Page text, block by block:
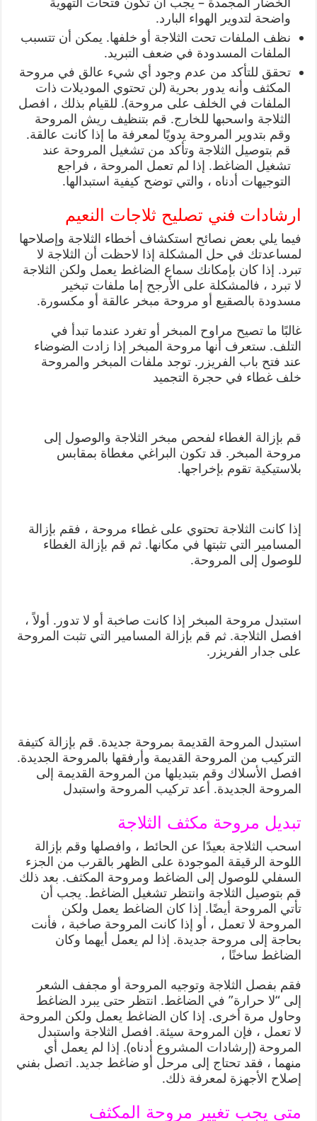
واضحة لتدوير الهواء البارد.
نظف الملفات تحت الثلاجة أو خلفها. يمكن أن تتسبب
الملفات المسدودة في ضعف التبريد.
تحقق للتأكد من عدم وجود أي شيء عالق في مروحة
المكثف وأنه يدور بحرية (لن تحتوي الموديلات ذات
الملفات في الخلف على مروحة). للقيام بذلك ، افصل
الثلاجة واسحبها للخارج. قم بتنظيف ريش المروحة
وقم بتدوير المروحة يدويًا لمعرفة ما إذا كانت عالقة.
قم بتوصيل الثلاجة وتأكد من تشغيل المروحة عند
تشغيل الضاغط. إذا لم تعمل المروحة ، فراجع
التوجيهات أدناه ، والتي توضح كيفية استبدالها.
ارشادات فني تصليح ثلاجات النعيم
فيما يلي بعض نصائح استكشاف أخطاء الثلاجة وإصلاحها
لمساعدتك في حل المشكلة إذا لاحظت أن الثلاجة لا
تبرد. إذا كان بإمكانك سماع الضاغط يعمل ولكن الثلاجة
لا تبرد ، فالمشكلة على الأرجح إما ملفات تبخير
مسدودة بالصقيع أو مروحة مبخر عالقة أو مكسورة.
غالبًا ما تصيح مراوح المبخر أو تغرد عندما تبدأ في
التلف. ستعرف أنها مروحة المبخر إذا زادت الضوضاء
عند فتح باب الفريزر. توجد ملفات المبخر والمروحة
خلف غطاء في حجرة التجميد
قم بإزالة الغطاء لفحص مبخر الثلاجة والوصول إلى
مروحة المبخر. قد تكون البراغي مغطاة بمقابس
بلاستيكية تقوم بإخراجها.
إذا كانت الثلاجة تحتوي على غطاء مروحة ، فقم بإزالة
المسامير التي تثبتها في مكانها. ثم قم بإزالة الغطاء
للوصول إلى المروحة.
استبدل مروحة المبخر إذا كانت صاخبة أو لا تدور. أولاً ،
افصل الثلاجة. ثم قم بإزالة المسامير التي تثبت المروحة
على جدار الفريزر.
استبدل المروحة القديمة بمروحة جديدة. قم بإزالة كتيفة
التركيب من المروحة القديمة وأرفقها بالمروحة الجديدة.
افصل الأسلاك وقم بتبديلها من المروحة القديمة إلى
المروحة الجديدة. أعد تركيب المروحة واستبدل
تبديل مروحة مكثف الثلاجة
اسحب الثلاجة بعيدًا عن الحائط ، وافصلها وقم بإزالة
اللوحة الرقيقة الموجودة على الظهر بالقرب من الجزء
السفلي للوصول إلى الضاغط ومروحة المكثف. بعد ذلك
قم بتوصيل الثلاجة وانتظر تشغيل الضاغط. يجب أن
تأتي المروحة أيضًا. إذا كان الضاغط يعمل ولكن
المروحة لا تعمل ، أو إذا كانت المروحة صاخبة ، فأنت
بحاجة إلى مروحة جديدة. إذا لم يعمل أيهما وكان
الضاغط ساخنًا ،
فقم بفصل الثلاجة وتوجيه المروحة أو مجفف الشعر
إلى “لا حرارة” في الضاغط. انتظر حتى يبرد الضاغط
وحاول مرة أخرى. إذا كان الضاغط يعمل ولكن المروحة
لا تعمل ، فإن المروحة سيئة. افصل الثلاجة واستبدل
المروحة (إرشادات المشروع أدناه). إذا لم يعمل أي
منهما ، فقد تحتاج إلى مرحل أو ضاغط جديد. اتصل بفني
إصلاح الأجهزة لمعرفة ذلك.
متى يجب تغيير مروحة المكثف